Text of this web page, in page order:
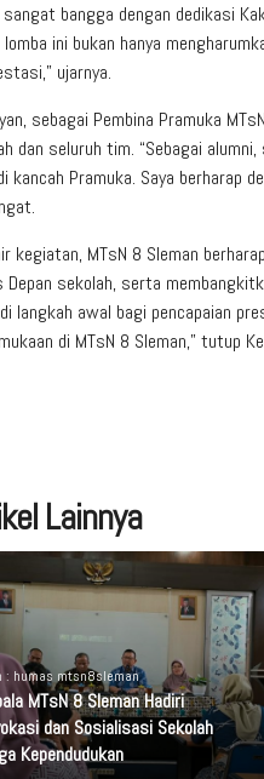
sangat bangga dengan dedikasi
lomba ini bukan hanya
ujarnya.
sebagai Pembina Pramuka
dan seluruh tim. “Sebagai
kancah Pramuka. Saya berharap
kegiatan, MTsN 8 Sleman
Depan sekolah, serta
langkah awal bagi pencapaian
di MTsN 8 Sleman,” tutup
Lainnya
: humas mtsn8sleman
MTsN 8 Sleman Hadiri
dan Sosialisasi Sekolah
Kependudukan